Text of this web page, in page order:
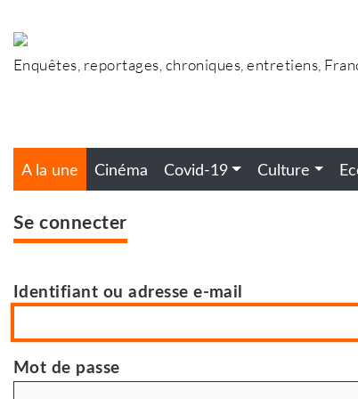
au
Enquêtes, reportages, chroniques, entretiens,
A la une Cinéma Covid-19 Culture
Se connecter
Identifiant ou adresse e-mail
Mot de passe